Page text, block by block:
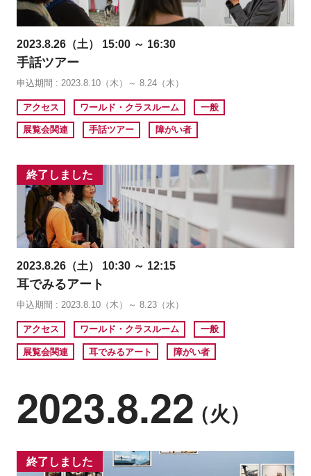
2023.8.26（土） 15:00 ～ 16:30
手話ツアー
申込期間 : 2023.8.10（木）～ 8.24（木）
アクセス ワールド・クラスルーム 一般
展覧会関連 手話ツアー 障がい者
終了しました
2023.8.26（土） 10:30 ～ 12:15
耳でみるアート
申込期間 : 2023.8.10（木）～ 8.23（水）
アクセス ワールド・クラスルーム 一般
展覧会関連 耳でみるアート 障がい者
2023.8.22（火）
終了しました